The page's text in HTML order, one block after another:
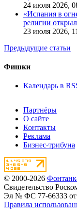
24 июля 2026,
«Испания в
религии
23 июля 2026,
Предыдущие статьи
Фишки
Календарь в
Партнёры
О сайте
Контакты
Реклама
Бизнес-трибуна
© 2000-2026
Свидетельство
Эл № ФС 77-66333 от
Правила